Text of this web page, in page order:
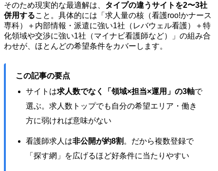
そのため現実的な最適解は、 タイプの違うサイトを2〜3社
併用すること。具体的には「求人量の核（看護roo!かナース
専科）＋内部情報・派遣に強い1社（レバウェル看護）＋特
化領域や交渉に強い1社（マイナビ看護師など）」の組み合
わせが、ほとんどの希望条件をカバーします。
この記事の要点
サイトは求人数でなく「領域×担当×運用」の3軸で
選ぶ。求人数トップでも自分の希望エリア・働き
方に弱ければ意味がない
看護師求人は非公開が約8割 。だから複数登録で
「探す網」を広げるほど好条件に当たりやすい